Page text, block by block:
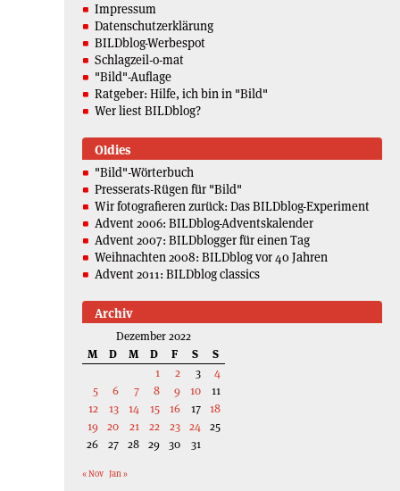
Impressum
Datenschutzerklärung
BILDblog-Werbespot
Schlagzeil-o-mat
"Bild"-Auflage
Ratgeber: Hilfe, ich bin in "Bild"
Wer liest BILDblog?
Oldies
"Bild"-Wörterbuch
Presserats-Rügen für "Bild"
Wir fotografieren zurück: Das BILDblog-Experiment
Advent 2006: BILDblog-Adventskalender
Advent 2007: BILDblogger für einen Tag
Weihnachten 2008: BILDblog vor 40 Jahren
Advent 2011: BILDblog classics
Archiv
Dezember 2022
M
D M D F S
S
1
2 3
4
5
6 7 8 9 10
11
12
13 14 15 16 17 18
19 20 21 22 23 24 25
26
27 28 29 30 31
« Nov Jan »